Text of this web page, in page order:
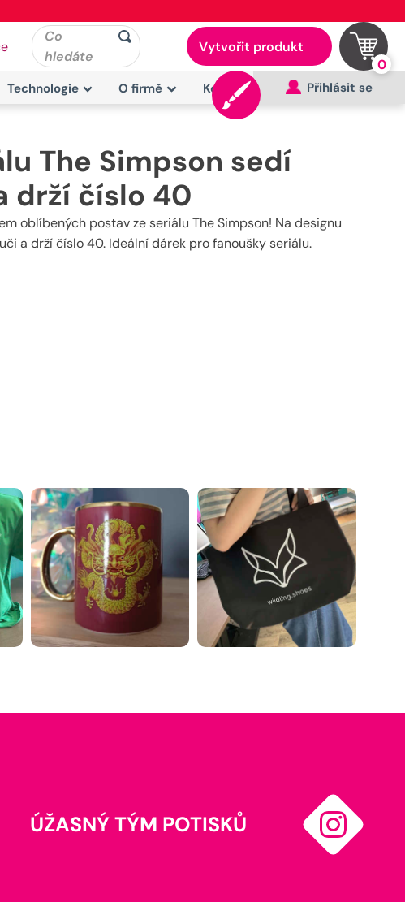
Co
hledáte
Vytvořit produkt
0
Technologie O firmě Kontakt Přihlásit se
The Simpson sedí
drží číslo 40
oblíbených postav ze seriálu The Simpson! Na designu
a drží číslo 40. Ideální dárek pro fanoušky seriálu.
ÚŽASNÝ TÝM POTISKŮ